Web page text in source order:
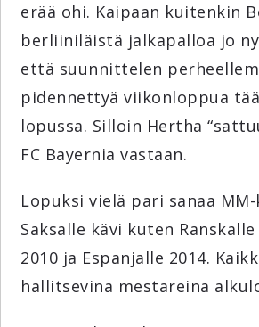
erää ohi. Kaipaan kuitenkin
berliiniläistä jalkapalloa jo
että suunnittelen
pidennettyä viikonloppua
lopussa. Silloin Hertha
FC Bayernia vastaan.
Lopuksi vielä pari sanaa
Saksalle kävi kuten
2010 ja Espanjalle 2014.
hallitsevina mestareina